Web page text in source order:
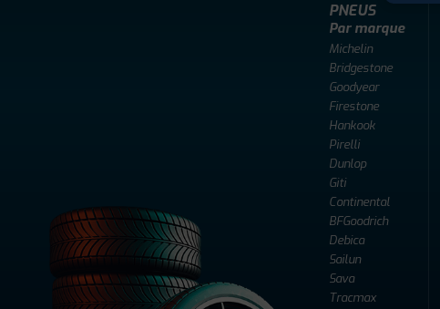
PNEUS
Par marque
Michelin
Bridgestone
Goodyear
Firestone
Hankook
Pirelli
Dunlop
Giti
Continental
BFGoodrich
Debica
Sailun
Sava
Tracmax